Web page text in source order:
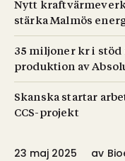
Nytt
stärka Malmös
35 miljoner kr i
produktion av
Skanska startar
CCS-projekt
23 maj 2025 av